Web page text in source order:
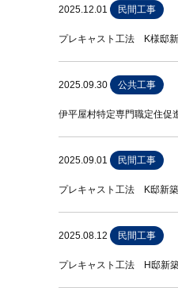
2025.12.01 民間工事
プレキャスト工法 K様邸
2025.09.30 公共工事
伊平屋村特定専門職定住促
2025.09.01 民間工事
プレキャスト工法 K邸新
2025.08.12 民間工事
プレキャスト工法 H邸新